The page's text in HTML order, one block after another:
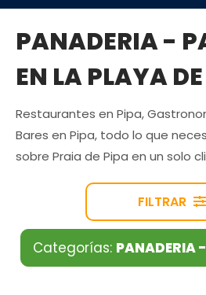
PANADERIA -
EN LA PLAYA
Restaurantes en Pipa,
Bares en Pipa, todo lo que
sobre Praia de Pipa en un solo
FILTRAR
Categorías: PANADERIA